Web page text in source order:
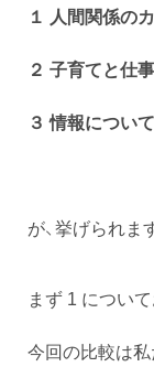
１ 人間関係の
２ 子育てと仕
３ 情報について
が、挙げられま
まず 1 につい
今回の比較は